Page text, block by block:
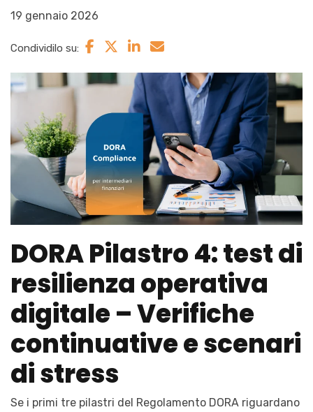
19 gennaio 2026
Condividilo su:
DORA Pilastro 4: test di
resilienza operativa
digitale – Verifiche
continuative e scenari
di stress
Se i primi tre pilastri del Regolamento DORA riguardano